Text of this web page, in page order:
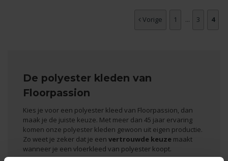
Vorige 1 ... 3 4
De polyester kleden van
Floorpassion
Kies je voor een polyester kleed van Floorpassion, dan
maak je de juiste keuze. Met meer dan 45 jaar ervaring
komen onze polyester kleden gewoon uit eigen productie.
Zo weet je zeker dat je een vertrouwde keuze maakt
wanneer je een vloerkleed van polyester koopt.